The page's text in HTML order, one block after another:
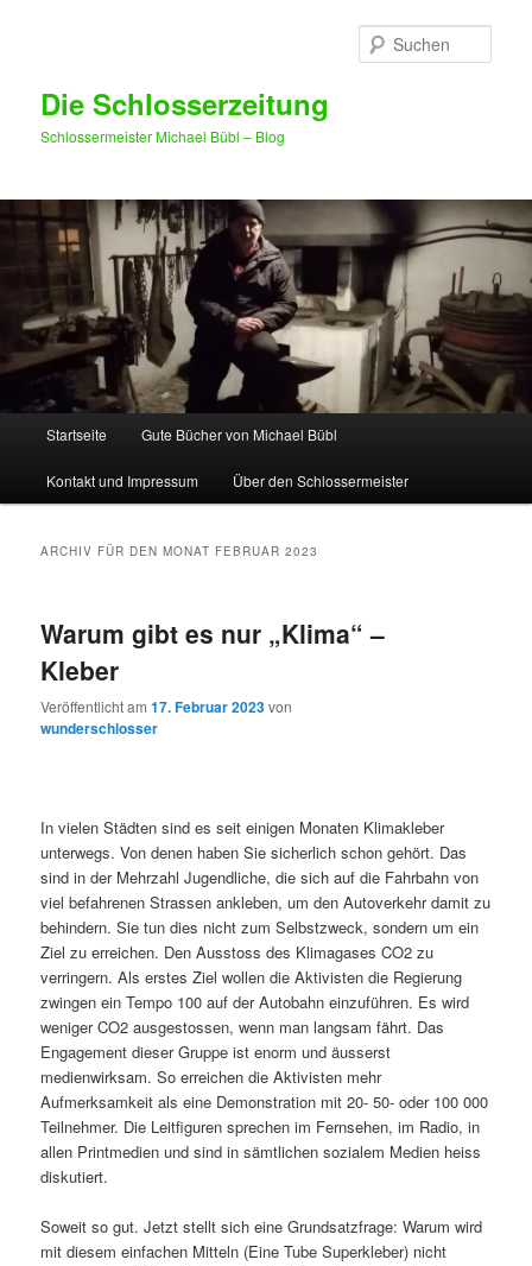
Die Schlosserzeitung
Schlossermeister Michael Bübl – Blog
Zum Inhalt wechseln
Zum sekundären Inhalt wechseln
Startseite Gute Bücher von Michael Bübl
Kontakt und Impressum Über den Schlossermeister
ARCHIV FÜR DEN MONAT FEBRUAR 2023
Warum gibt es nur „Klima“ –
Kleber
Veröffentlicht am17. Februar 2023von
wunderschlosser
In vielen Städten sind es seit einigen Monaten Klimakleber
unterwegs. Von denen haben Sie sicherlich schon gehört. Das
sind in der Mehrzahl Jugendliche, die sich auf die Fahrbahn von
viel befahrenen Strassen ankleben, um den Autoverkehr damit zu
behindern. Sie tun dies nicht zum Selbstzweck, sondern um ein
Ziel zu erreichen. Den Ausstoss des Klimagases CO2 zu
verringern. Als erstes Ziel wollen die Aktivisten die Regierung
zwingen ein Tempo 100 auf der Autobahn einzuführen. Es wird
weniger CO2 ausgestossen, wenn man langsam fährt. Das
Engagement dieser Gruppe ist enorm und äusserst
medienwirksam. So erreichen die Aktivisten mehr
Aufmerksamkeit als eine Demonstration mit 20- 50- oder 100 000
Teilnehmer. Die Leitfiguren sprechen im Fernsehen, im Radio, in
allen Printmedien und sind in sämtlichen sozialem Medien heiss
diskutiert.
Soweit so gut. Jetzt stellt sich eine Grundsatzfrage: Warum wird
mit diesem einfachen Mitteln (Eine Tube Superkleber) nicht